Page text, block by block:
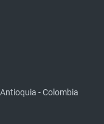
- Colombia